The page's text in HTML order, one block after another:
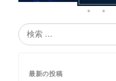
検
索
最新の投稿